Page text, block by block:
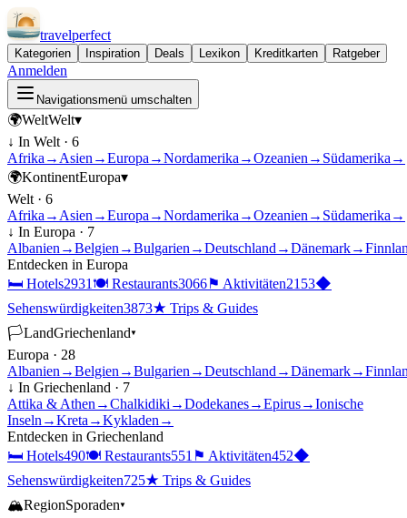
travelperfect
Kategorien Inspiration Deals Lexikon Kreditkarten Ratgeber
Anmelden
Navigationsmenü umschalten
🌍WeltWelt▾
↓ In Welt · 6
Afrika → Asien →Europa →Nordamerika →Ozeanien → Südamerika →
🌍KontinentEuropa▾
Welt · 6
Afrika → Asien →Europa →Nordamerika →Ozeanien → Südamerika →
↓ In Europa · 7
Albanien →Belgien →Bulgarien →Deutschland →Dänemark→
Entdecken in Europa
🛏 Hotels2931 🍽 Restaurants3066⚑ Aktivitäten2153◆
Sehenswürdigkeiten3873★ Trips & Guides
🏳LandGriechenland▾
Europa · 28
Albanien →Belgien →Bulgarien →Deutschland →Dänemark→
↓ In Griechenland · 7
Attika & Athen →Chalkidiki →Dodekanes→Epirus→Ionische
Inseln →Kreta →Kykladen →
Entdecken in Griechenland
🛏 Hotels490🍽 Restaurants551 ⚑ Aktivitäten452◆
Sehenswürdigkeiten725★ Trips & Guides
🏔RegionSporaden▾